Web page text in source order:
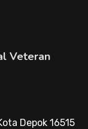
Veteran
Depok 16515